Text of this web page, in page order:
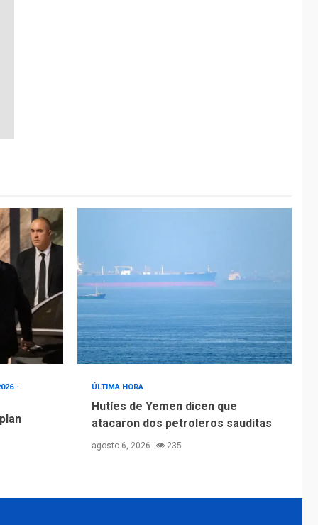
ÚLTIMA HORA
Hutíes de Yemen dicen que
atacaron dos petroleros sauditas
agosto 6, 2026 235